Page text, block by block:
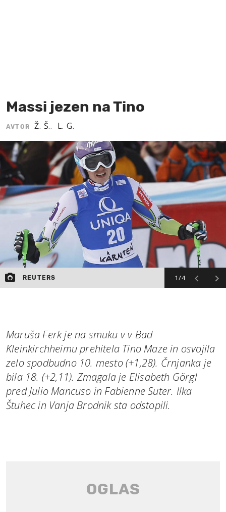
Massi jezen na Tino
AVTOR Ž. Š., L. G.
1/4
REUTERS
Maruša Ferk je na smuku v v Bad
Kleinkirchheimu prehitela Tino Maze in osvojila
zelo spodbudno 10. mesto (+1,28). Črnjanka je
bila 18. (+2,11). Zmagala je Elisabeth Görgl
pred Julio Mancuso in Fabienne Suter. Ilka
Štuhec in Vanja Brodnik sta odstopili.